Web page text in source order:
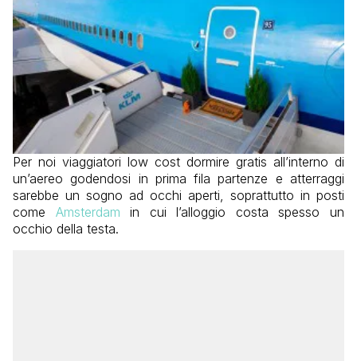
Per noi viaggiatori low cost dormire gratis all’interno di
un’aereo godendosi in prima fila partenze e atterraggi
sarebbe un sogno ad occhi aperti, soprattutto in posti
come Amsterdam in cui l’alloggio costa spesso un
occhio della testa.